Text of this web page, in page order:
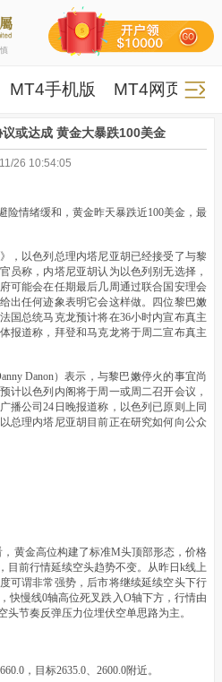
MT4手机版 MT4网页版
或达成 黄金大暴跌100美金
26 10:54:05
险情绪缓和，黄金昨天暴跌近100美金，最
，以色列总理内塔尼亚胡已经接受了与黎
员称，内塔尼亚胡认为以色列别无选择，
可能会在任期最后几周通过联合国安理会
出任何迹象表明它会这样做。四位黎巴嫩
国总统马克龙预计将在36小时内宣布真主
报道称，拜登和马克龙将于周二宣布真主
Danon）表示，与黎巴嫩停火的事宜尚
计以色列内阁将于周一或周二召开会议，
播公司24日晚报道称，以色列已原则上同
总理内塔尼亚胡目前正在研究如何向公众
黄金高位构建了标准M头顶部形态，价格
目前行情延续空头趋势不变。从昨日k线上
可谓非常强势，后市将继续延续空头下行
快慢线0轴高位死叉跌入O轴下方，行情由
节奏反弹压力位埋伏空单思路为主。
，目标2635.0、2600.0附近。